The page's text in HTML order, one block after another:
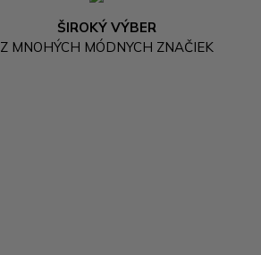
ŠIROKÝ VÝBER
Z MNOHÝCH MÓDNYCH ZNAČIEK